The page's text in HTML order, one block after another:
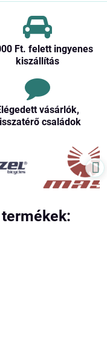
Ft​. felett ingyenes
kiszállítás
vásárlók,
családok